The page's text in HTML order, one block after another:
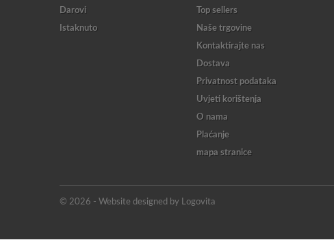
Darovi
Istaknuto
Top sellers
Naše trgovine
Kontaktirajte nas
Dostava
Privatnost podataka
Uvjeti korištenja
O nama
Plaćanje
mapa stranice
© 2026 - Website designed by Logovita